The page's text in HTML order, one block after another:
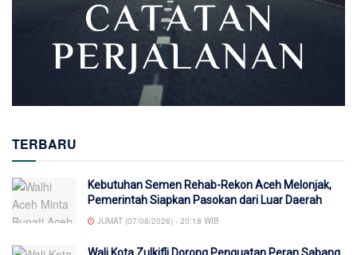
TERBARU
Kebutuhan Semen Rehab-Rekon Aceh Melonjak,
Pemerintah Siapkan Pasokan dari Luar Daerah
JUMAT (07/08/2026) - 20:18 WIB
Wali Kota Zulkifli Dorong Penguatan Peran Sabang